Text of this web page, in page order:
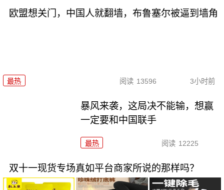
欧盟想关门，中国人就翻墙，布鲁塞尔被逼到墙角
最热 阅读 13596 3小时前
暴风来袭，这局决不能输，想赢
一定要和中国联手
最热 阅读 12225
双十一现货专场真如平台商家所说的那样吗？